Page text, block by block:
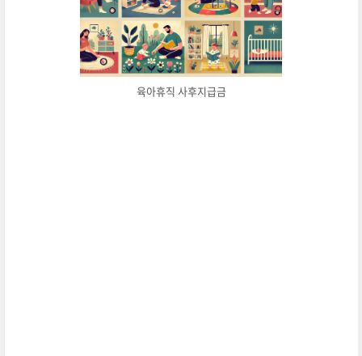
육아휴직 사후지급금